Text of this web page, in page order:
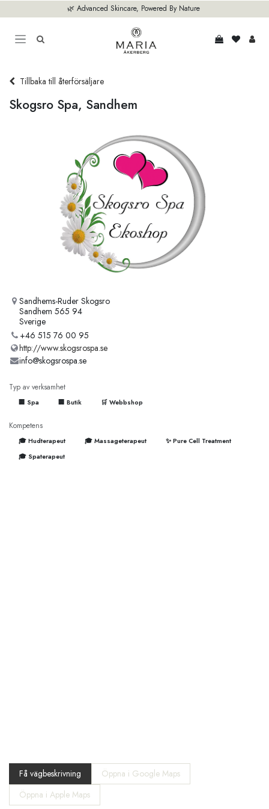
🌿 Advanced Skincare, Powered By Nature
Tillbaka till återförsäljare
Skogsro Spa, Sandhem
Sandhems-Ruder Skogsro
Sandhem 565 94
Sverige
+46 515 76 00 95
http://www.skogsrospa.se
info@skogsrospa.se
Typ av verksamhet
🏢 Spa 🏢 Butik 🛒 Webbshop
Kompetens
🎓 Hudterapeut 🎓 Massageterapeut
✨ Pure Cell Treatment
🎓 Spaterapeut
Få vägbeskrivning
Öppna i Google Maps
Öppna i Apple Maps